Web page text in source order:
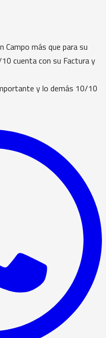
Campo más que para su
cuenta con su Factura y
y lo demás 10/10